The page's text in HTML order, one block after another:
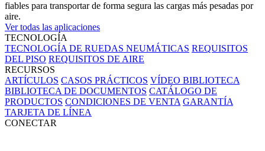
fiables para transportar de forma segura las cargas más pesadas por
aire.
Ver todas las aplicaciones
TECNOLOGÍA
TECNOLOGÍA DE RUEDAS NEUMÁTICAS REQUISITOS
DEL PISO REQUISITOS DE AIRE
RECURSOS
ARTÍCULOS CASOS PRÁCTICOS VÍDEO BIBLIOTECA
BIBLIOTECA DE DOCUMENTOS CATÁLOGO DE
PRODUCTOS CONDICIONES DE VENTA GARANTÍA
TARJETA DE LÍNEA
CONECTAR